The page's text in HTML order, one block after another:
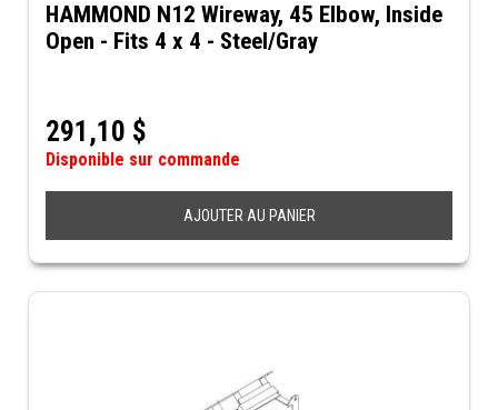
HAMMOND N12 Wireway, 45 Elbow, Inside
Open - Fits 4 x 4 - Steel/Gray
291,10 $
Disponible sur commande
AJOUTER AU PANIER